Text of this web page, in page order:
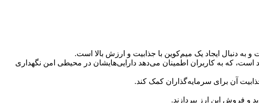
به دنبال ایجاد یک میم‌کوین با جذابیت و ارزش بالا است.
است، که به کاربران اطمینان می‌دهد دارایی‌هایشان در محیطی امن نگهداری